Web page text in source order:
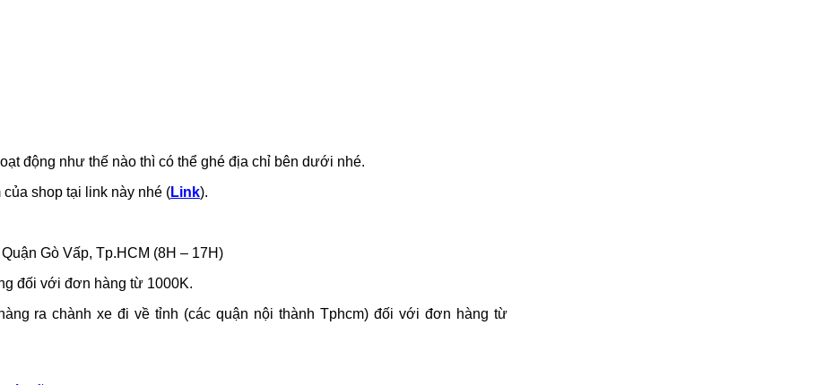
động như thế nào thì có thể ghé địa chỉ bên dưới nhé.
shop tại link này nhé (Link).
Gò Vấp, Tp.HCM (8H – 17H)
đối với đơn hàng từ 1000K.
ra chành xe đi về tỉnh (các quận nội thành Tphcm) đối với đơn hàng từ